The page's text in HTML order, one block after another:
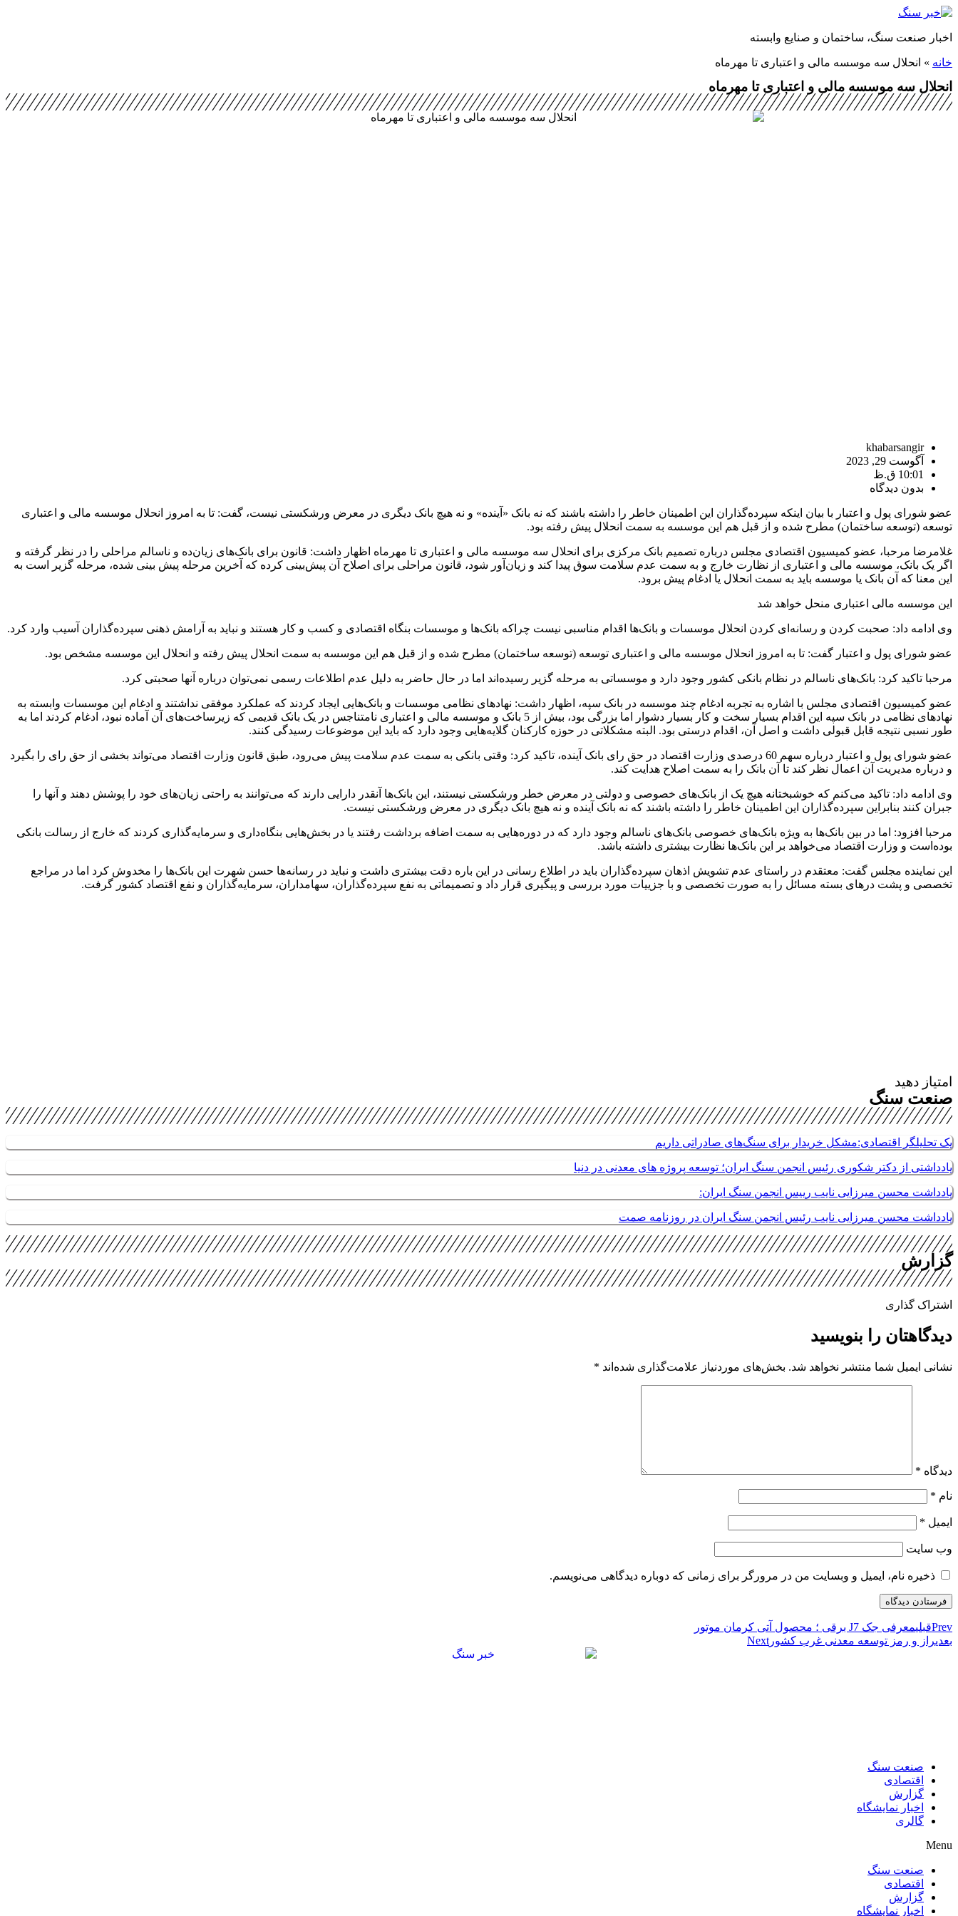
پرش
محتوا
اخبار صنعت سنگ، ساختمان و صنایع وابسته
خانه » انحلال سه موسسه مالی و اعتباری تا مهرماه
انحلال سه موسسه مالی و اعتباری تا مهرماه
khabarsangir
آگوست 29, 2023
10:01 ق.ظ
بدون دیدگاه
عضو شورای پول و اعتبار با بیان اینکه سپرده‌گذاران این اطمینان خاطر را داشته باشند که نه بانک «آینده» و نه هیچ بانک دیگری در معرض ورشکستی نیست، گفت: تا به امروز انحلال موسسه مالی و اعتباری
توسعه (توسعه ساختمان) مطرح شده و از قبل هم این موسسه به سمت انحلال پیش رفته بود.
غلامرضا مرحبا، عضو کمیسیون اقتصادی مجلس درباره تصمیم بانک مرکزی برای انحلال سه موسسه مالی و اعتباری تا مهرماه اظهار داشت: قانون برای بانک‌های زیان‌ده و ناسالم مراحلی را در نظر گرفته و
اگر یک بانک، موسسه مالی و اعتباری از نظارت خارج و به سمت عدم سلامت سوق پیدا کند و زیان‌آور شود، قانون مراحلی برای اصلاح آن‌ پیش‌بینی کرده که آخرین مرحله پیش بینی شده، مرحله گزیر است به
این معنا که آن بانک یا موسسه باید به سمت انحلال یا ادغام پیش برود.
این موسسه مالی اعتباری منحل خواهد شد
وی ادامه داد: صحبت کردن و رسانه‌ای کردن انحلال موسسات و بانک‌ها اقدام مناسبی نیست چراکه بانک‌ها و موسسات بنگاه اقتصادی و کسب و کار هستند و نباید به آرامش‌ ذهنی سپرده‌‌گذاران آسیب وارد کرد.
عضو شورای پول و اعتبار گفت: تا به امروز انحلال موسسه مالی و اعتباری توسعه (توسعه ساختمان) مطرح شده و از قبل هم این موسسه به سمت انحلال پیش رفته و انحلال این موسسه مشخص بود.
مرحبا تاکید کرد: بانک‌های ناسالم در نظام بانکی کشور وجود دارد و موسساتی به مرحله گزیر رسیده‌اند اما در حال حاضر به دلیل عدم اطلاعات رسمی نمی‌توان درباره آنها صحبتی کرد.
عضو کمیسیون اقتصادی مجلس با اشاره به تجربه ادغام چند موسسه در بانک سپه، اظهار داشت: نهادهای نظامی موسسات و بانک‌هایی ایجاد کردند که عملکرد موفقی نداشتند و ادغام این موسسات وابسته به
نهادهای نظامی در بانک سپه این اقدام بسیار سخت و کار بسیار دشوار اما بزرگی بود، بیش از 5 بانک و موسسه مالی و اعتباری نامتناجس در یک بانک قدیمی که زیرساخت‌های آن آماده نبود، ادغام کردند اما به
طور نسبی نتیجه قابل قبولی داشت و اصل آن، اقدام درستی بود. البته مشکلاتی در حوزه کارکنان گلایه‌هایی وجود دارد که باید این موضوعات رسیدگی کنند.
عضو شورای پول و اعتبار درباره سهم 60 درصدی وزارت اقتصاد در حق رای بانک آینده، تاکید کرد: وقتی بانکی به سمت عدم سلامت پیش می‌رود، طبق قانون وزارت اقتصاد می‌تواند بخشی از حق رای را بگیرد
و درباره مدیریت آن اعمال نظر کند تا آن بانک را به سمت اصلاح هدایت کند.
وی ادامه داد: تاکید می‌کنم که خوشبختانه هیچ یک از بانک‌های خصوصی و دولتی در معرض خطر ورشکستی نیستند، این بانک‌ها آنقدر دارایی دارند که می‌توانند به راحتی زیان‌های خود را پوشش دهند و آنها را
جبران کنند بنابراین سپرده‌گذاران این اطمینان خاطر را داشته باشند که نه بانک آینده و نه هیچ بانک دیگری در معرض ورشکستی نیست.
مرحبا افزود: اما در بین بانک‌ها به ویژه بانک‌های خصوصی بانک‌های ناسالم وجود دارد که در دوره‌هایی به سمت اضافه برداشت رفتند یا در بخش‌هایی بنگاه‌داری و سرمایه‌گذاری کردند که خارج از رسالت بانکی
بوده‌است و وزارت اقتصاد می‌خواهد بر این بانک‌ها نظارت بیشتری داشته باشد.
این نماینده مجلس گفت: معتقدم در راستای عدم تشویش اذهان سپرده‌گذاران باید در اطلاع رسانی در این باره دقت بیشتری داشت و نباید در رسانه‌ها حسن شهرت این بانک‌ها را مخدوش کرد اما در مراجع
تخصصی و پشت درهای بسته مسائل را به صورت تخصصی و با جزییات مورد بررسی و پیگیری قرار داد و تصمیماتی به نفع سپرده‌گذاران، سهامداران، سرمایه‌گذاران و نفع اقتصاد کشور گرفت.
امتیاز دهید
صنعت سنگ
یک تحلیلگر اقتصادی:مشکل خریدار برای سنگ‌های صادراتی داریم
یادداشتی از دکتر شکوری رئیس انجمن سنگ ایران؛ توسعه پروژه های معدنی در دنیا
یادداشت محسن میرزایی نایب رییس انجمن سنگ ایران:
یادداشت محسن میرزایی نایب رئیس انجمن سنگ ایران در روزنامه صمت
گزارش
اشتراک گذاری
دیدگاهتان را بنویسید
نشانی ایمیل شما منتشر نخواهد شد. بخش‌های موردنیاز علامت‌گذاری شده‌اند *
دیدگاه *
نام *
ایمیل *
وب‌ سایت
ذخیره نام، ایمیل و وبسایت من در مرورگر برای زمانی که دوباره دیدگاهی می‌نویسم.
Prevقبلیمعرفی جک J7 برقی ؛ محصول آتی کرمان موتور
بعدیراز و رمز توسعه معدنی غرب کشور Next
صنعت سنگ
اقتصادی
گزارش
اخبار نمایشگاه
گالری
Menu
صنعت سنگ
اقتصادی
گزارش
اخبار نمایشگاه